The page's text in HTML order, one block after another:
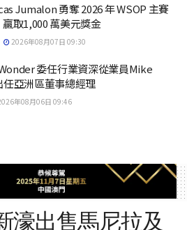
Jumalon 勇奪 2026 年 WSOP 主賽
取1,000 萬美元獎金
2026年08月07日 09:30
委任行業資深從業員Mike
亞洲區董事總經理
年08月06日 09:46
濠出售馬尼拉及